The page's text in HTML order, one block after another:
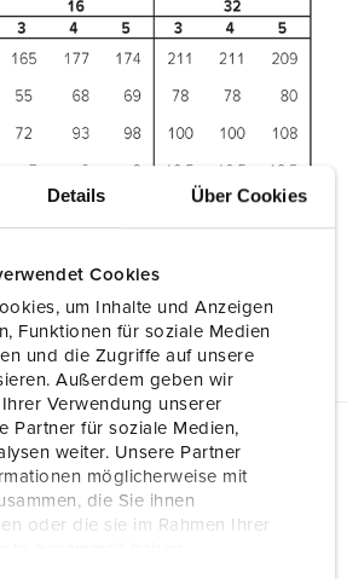
Details Über Cookies
Cookies
um Inhalte und Anzeigen
Funktionen für soziale Medien
und die Zugriffe auf unsere
Außerdem geben wir
Verwendung unserer
Partner für soziale Medien,
weiter. Unsere Partner
möglicherweise mit
die Sie ihnen
oder die sie im Rahmen Ihrer
Downloads
Xtra R mit ErgoCONTACT® 14557